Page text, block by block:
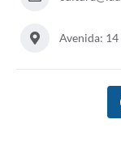
Avenida: